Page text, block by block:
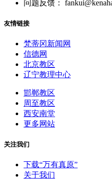
问题反馈：
友情链接
梵蒂冈新闻网
信德网
北京教区
辽宁教理中心
邯郸教区
周至教区
西安南堂
更多网站
关注我们
下载“万有真原”
关于我们